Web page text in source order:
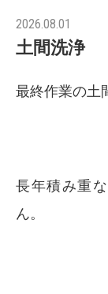
2026.08.01
土間洗浄
最終作業の土
長年積み重
ん。